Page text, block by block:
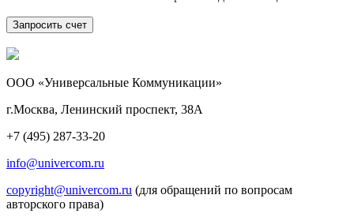
ООО «Универсальные Коммуникации»
г.Москва, Ленинский проспект, 38А
+7 (495) 287-33-20
info@univercom.ru
copyright@univercom.ru (для обращений по вопросам
авторского права)